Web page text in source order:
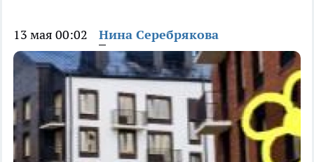
13 мая 00:02 Нина Серебрякова